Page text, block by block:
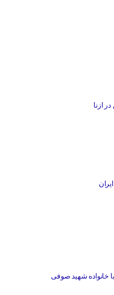
ازنا
خانواده شهید صوفی